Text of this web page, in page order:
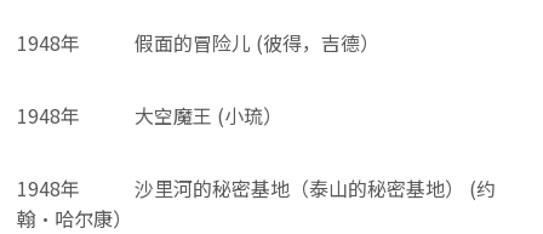
1948年 假面的冒险儿 (彼得，吉德）
1948年 大空魔王 (小琉）
1948年
沙里河的秘密基地（泰山的秘密基地） (约
翰・哈尔康）